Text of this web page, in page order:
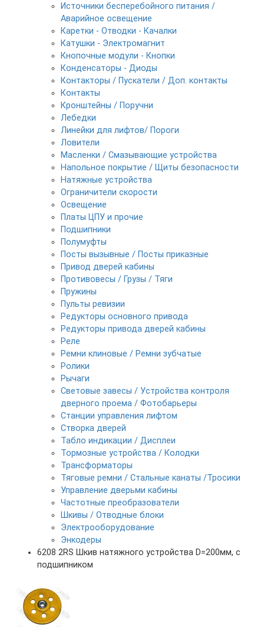
Источники бесперебойного питания /
Аварийное освещение
Каретки - Отводки - Качалки
Катушки - Электромагнит
Кнопочные модули - Кнопки
Конденсаторы - Диоды
Контакторы / Пускатели / Доп. контакты
Контакты
Кронштейны / Поручни
Лебедки
Линейки для лифтов/ Пороги
Ловители
Масленки / Смазывающие устройства
Напольное покрытие / Щиты безопасности
Натяжные устройства
Ограничители скорости
Освещение
Платы ЦПУ и прочие
Подшипники
Полумуфты
Посты вызывные / Посты приказные
Привод дверей кабины
Противовесы / Грузы / Тяги
Пружины
Пульты ревизии
Редукторы основного привода
Редукторы привода дверей кабины
Реле
Ремни клиновые / Ремни зубчатые
Ролики
Рычаги
Световые завесы / Устройства контроля
дверного проема / Фотобарьеры
Станции управления лифтом
Створка дверей
Табло индикации / Дисплеи
Тормозные устройства / Колодки
Трансформаторы
Тяговые ремни / Стальные канаты /Тросики
Управление дверьми кабины
Частотные преобразователи
Шкивы / Отводные блоки
Электрооборудование
Энкодеры
6208 2RS Шкив натяжного устройства D=200мм, с
подшипником